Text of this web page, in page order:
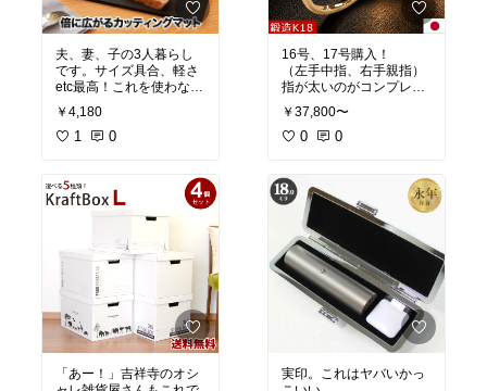
夫、妻、子の3人暮らし
です。サイズ具合、軽さ
etc最高！これを使わない
人生もったいない。一生
こちらを買い替えながら
使いたいです(^^)
￥4,180
1 0
「あー！」吉祥寺のオシ
16号、17号購入！
（左手中指、右手親指）
指が太いのがコンプレッ
クスでしたが、この華奢
リングがわたしをオシャ
レにしてくれます。
￥37,800〜
0 0
実印。これはヤバいかっ